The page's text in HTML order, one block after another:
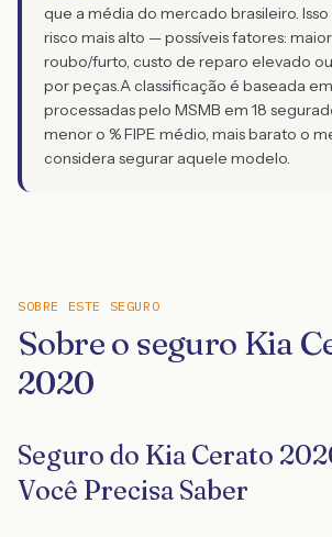
que a média do mercado brasileiro.
risco mais alto — possíveis fatores:
roubo/furto, custo de reparo elevado
por peças.A classificação é baseada
processadas pelo MSMB em 18
menor o % FIPE médio, mais barato o
considera segurar aquele modelo.
SOBRE ESTE SEGURO
Sobre o seguro Kia
2020
Seguro do Kia Cerato
Você Precisa Saber